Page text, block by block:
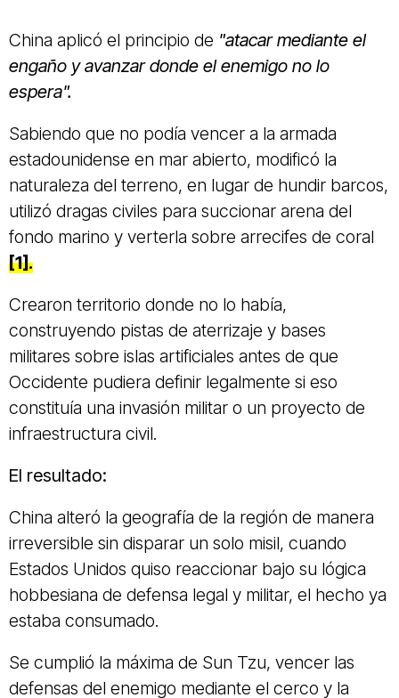
China aplicó el principio de "atacar mediante el
engaño y avanzar donde el enemigo no lo
espera".
Sabiendo que no podía vencer a la armada
estadounidense en mar abierto, modificó la
naturaleza del terreno, en lugar de hundir barcos,
utilizó dragas civiles para succionar arena del
fondo marino y verterla sobre arrecifes de coral
[1].
Crearon territorio donde no lo había,
construyendo pistas de aterrizaje y bases
militares sobre islas artificiales antes de que
Occidente pudiera definir legalmente si eso
constituía una invasión militar o un proyecto de
infraestructura civil.
El resultado:
China alteró la geografía de la región de manera
irreversible sin disparar un solo misil, cuando
Estados Unidos quiso reaccionar bajo su lógica
hobbesiana de defensa legal y militar, el hecho ya
estaba consumado.
Se cumplió la máxima de Sun Tzu, vencer las
defensas del enemigo mediante el cerco y la